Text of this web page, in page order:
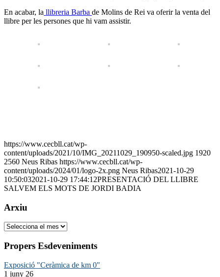
En acabar, la llibreria Barba de Molins de Rei va oferir la venta del
llibre per les persones que hi vam assistir.
https://www.cecbll.cat/wp-
content/uploads/2021/10/IMG_20211029_190950-scaled.jpg 1920
2560 Neus Ribas https://www.cecbll.cat/wp-
content/uploads/2024/01/logo-2x.png Neus Ribas2021-10-29
10:50:032021-10-29 17:44:12PRESENTACIÓ DEL LLIBRE
SALVEM ELS MOTS DE JORDI BADIA
Arxiu
Arxiu
Propers Esdeveniments
Exposició "Ceràmica de km 0"
1 juny 26